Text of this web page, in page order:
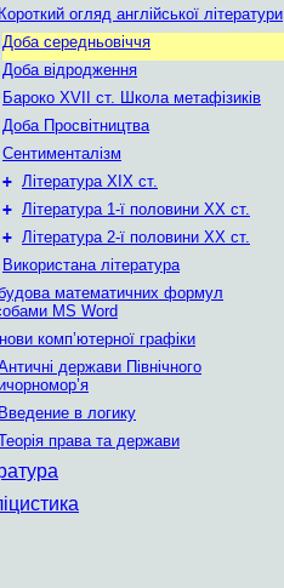
Короткий огляд англійської літератури
Доба середньовіччя
Доба відродження
Бароко XVII ст. Школа метафізиків
Доба Просвітництва
Сентименталізм
+ Література ХІХ ст.
+ Література 1-ї половини ХХ ст.
+ Література 2-ї половини ХХ ст.
Використана література
математичних формул
MS Word
комп’ютерної графіки
держави Північного
Введение в логику
права та держави